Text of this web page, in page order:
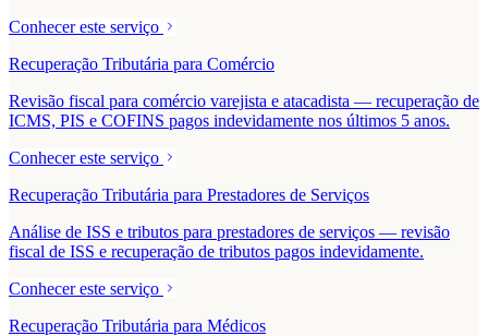
Conhecer este serviço
Recuperação Tributária para Comércio
Revisão fiscal para comércio varejista e atacadista — recuperação de
ICMS, PIS e COFINS pagos indevidamente nos últimos 5 anos.
Conhecer este serviço
Recuperação Tributária para Prestadores de Serviços
Análise de ISS e tributos para prestadores de serviços — revisão
fiscal de ISS e recuperação de tributos pagos indevidamente.
Conhecer este serviço
Recuperação Tributária para Médicos